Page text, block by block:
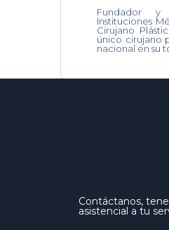
Fundador y
Instituciones
Cirujano
único cirujano
nacional en su
Contáctanos,
asistencial a tu